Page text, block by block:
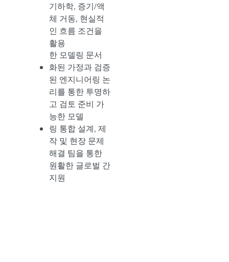
기하학, 증기/액
체 거동, 현실적
인 흐름 조건을
활용
한 모델링 문서
화된 가정과 검증
된 엔지니어링 논
리를 통한 투명하
고 검토 준비 가
능한 모델
링 통합 설계, 제
작 및 현장 문제
해결 팀을 통한
원활한 글로벌 간
지원